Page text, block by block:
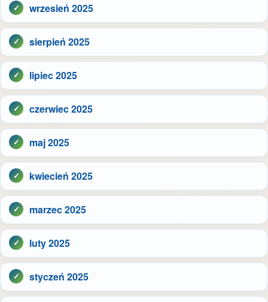
wrzesień 2025
sierpień 2025
lipiec 2025
czerwiec 2025
maj 2025
kwiecień 2025
marzec 2025
luty 2025
styczeń 2025